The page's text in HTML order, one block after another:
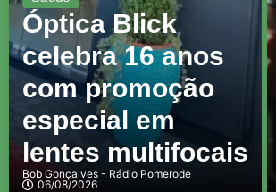
Óptica Blick
celebra 16 anos
com promoção
especial em
lentes multifocais
Bob Gonçalves - Rádio Pomerode
06/08/2026